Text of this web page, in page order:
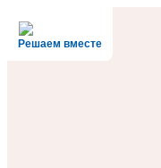
Решаем вместе